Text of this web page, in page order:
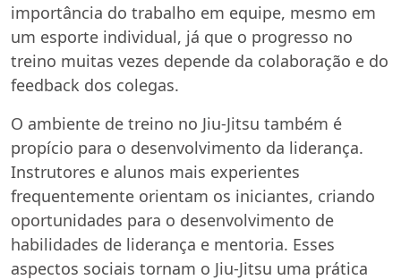
importância do trabalho em equipe, mesmo em
um esporte individual, já que o progresso no
treino muitas vezes depende da colaboração e do
feedback dos colegas.
O ambiente de treino no Jiu-Jitsu também é
propício para o desenvolvimento da liderança.
Instrutores e alunos mais experientes
frequentemente orientam os iniciantes, criando
oportunidades para o desenvolvimento de
habilidades de liderança e mentoria. Esses
aspectos sociais tornam o Jiu-Jitsu uma prática